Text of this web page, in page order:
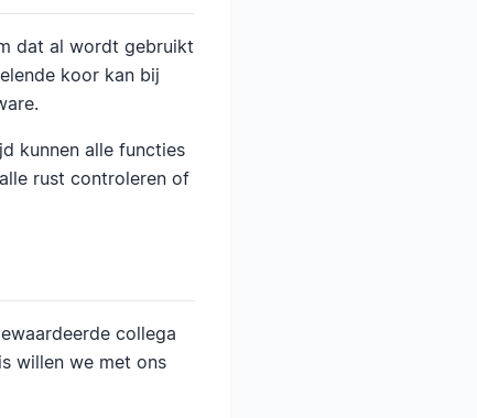
dat al wordt gebruikt
koor kan bij
kunnen alle functies
rust controleren of
collega
willen we met ons